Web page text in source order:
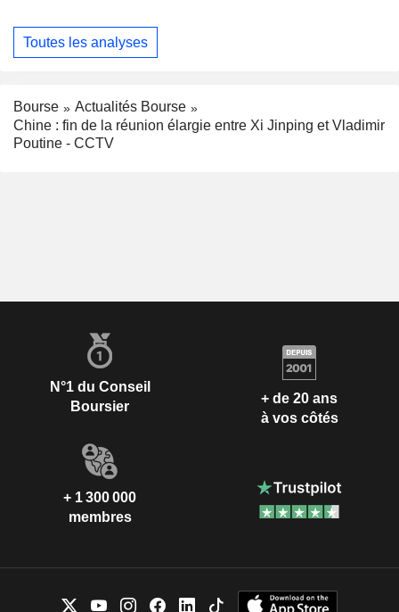
Toutes les analyses
Bourse
Actualités Bourse
Chine : fin de la réunion élargie entre Xi Jinping et Vladimir
Poutine - CCTV
N°1 du Conseil
Boursier
+ de 20 ans
à vos côtés
+ 1 300 000
membres